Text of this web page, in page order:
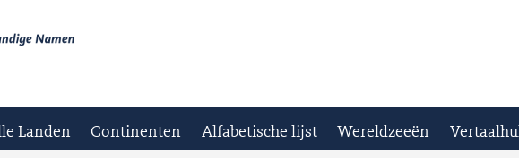
Landen Continenten Alfabetische lijst Wereldzeeën